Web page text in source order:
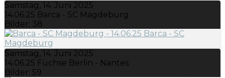
Samstag, 14. Juni 2025
14.06.25 Barca - SC Magdeburg
Bilder: 38
Samstag, 14. Juni 2025
14.06.25 Füchse Berlin - Nantes
Bilder: 59